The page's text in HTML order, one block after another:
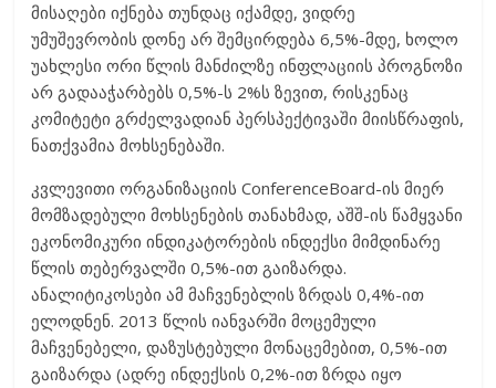
მისაღები იქნება თუნდაც იქამდე, ვიდრე
უმუშევრობის დონე არ შემცირდება 6,5%-მდე, ხოლო
უახლესი ორი წლის მანძილზე ინფლაციის პროგნოზი
არ გადააჭარბებს 0,5%-ს 2%ს ზევით, რისკენაც
კომიტეტი გრძელვადიან პერსპექტივაში მიისწრაფის,
ნათქვამია მოხსენებაში.
კვლევითი ორგანიზაციის ConferenceBoard-ის მიერ
მომზადებული მოხსენების თანახმად, აშშ-ის წამყვანი
ეკონომიკური ინდიკატორების ინდექსი მიმდინარე
წლის თებერვალში 0,5%-ით გაიზარდა.
ანალიტიკოსები ამ მაჩვენებლის ზრდას 0,4%-ით
ელოდნენ. 2013 წლის იანვარში მოცემული
მაჩვენებელი, დაზუსტებული მონაცემებით, 0,5%-ით
გაიზარდა (ადრე ინდექსის 0,2%-ით ზრდა იყო